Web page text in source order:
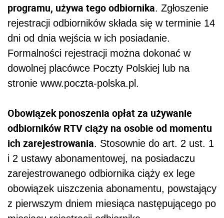
programu, używa tego odbiornika. Zgłoszenie
rejestracji odbiorników składa się w terminie 14
dni od dnia wejścia w ich posiadanie.
Formalności rejestracji można dokonać w
dowolnej placówce Poczty Polskiej lub na
stronie www.poczta-polska.pl.
Obowiązek ponoszenia opłat za używanie
odbiorników RTV ciąży na osobie od momentu
ich zarejestrowania. Stosownie do art. 2 ust. 1
i 2 ustawy abonamentowej, na posiadaczu
zarejestrowanego odbiornika ciąży ex lege
obowiązek uiszczenia abonamentu, powstający
z pierwszym dniem miesiąca następującego po